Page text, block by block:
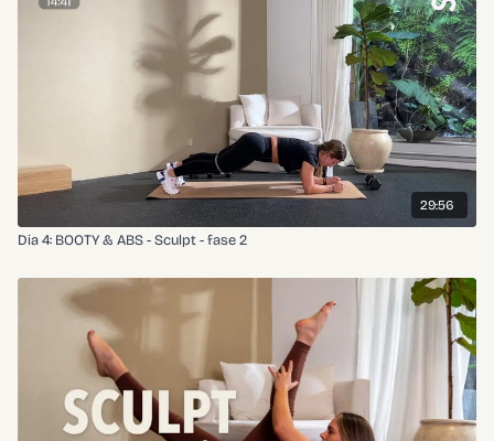
29:56
Dia 4: BOOTY & ABS - Sculpt - fase 2